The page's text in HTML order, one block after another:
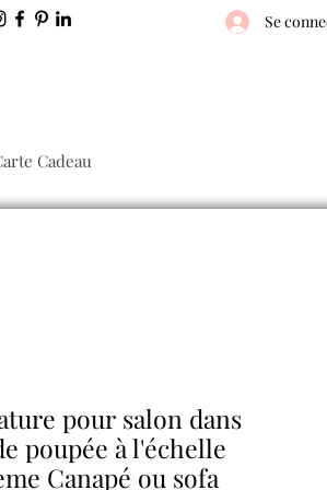
Se
Cadeau
pour salon dans
poupée à l'échelle
Canapé ou sofa